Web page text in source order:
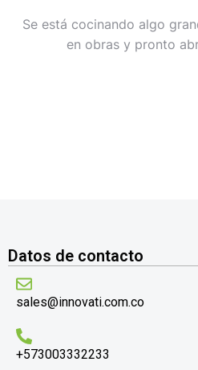
Se está cocinando algo
en obras y pronto
Datos de contacto
sales@innovati.com.co
+573003332233